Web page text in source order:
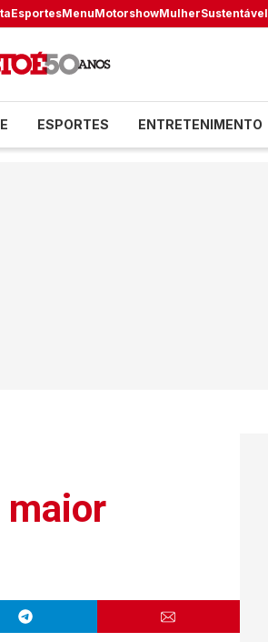
EsportesMenuMotorshowMulherSustentável
ESPORTES ENTRETENIMENTO
maior